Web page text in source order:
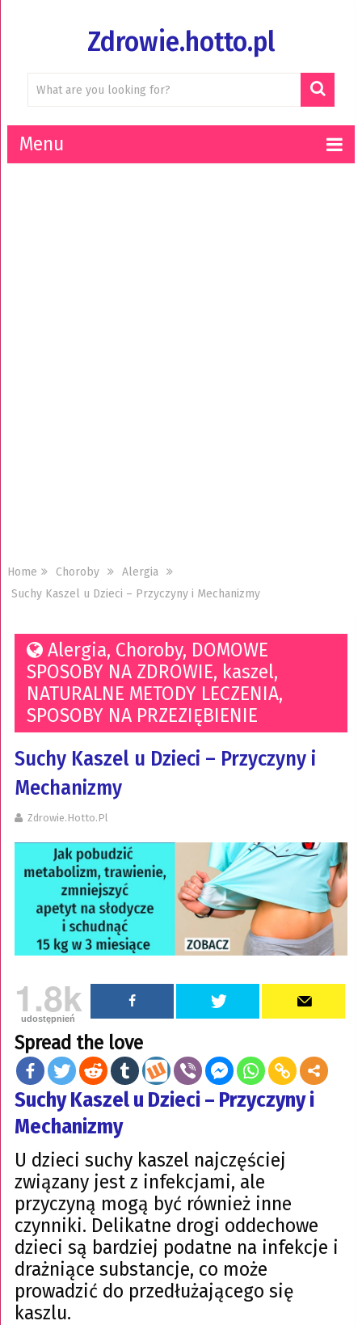
Zdrowie.hotto.pl
Menu
Home Choroby
Alergia
Suchy Kaszel u Dzieci – Przyczyny i Mechanizmy
Alergia, Choroby, DOMOWE
SPOSOBY NA ZDROWIE, kaszel,
NATURALNE METODY LECZENIA,
SPOSOBY NA PRZEZIĘBIENIE
Suchy Kaszel u Dzieci – Przyczyny i
Mechanizmy
Zdrowie.hotto.pl
1.8k
udostępnień
Spread the love
Suchy Kaszel u Dzieci – Przyczyny i
Mechanizmy
U dzieci suchy kaszel najczęściej
związany jest z infekcjami, ale
przyczyną mogą być również inne
czynniki. Delikatne drogi oddechowe
dzieci są bardziej podatne na infekcje i
drażniące substancje, co może
prowadzić do przedłużającego się
kaszlu.